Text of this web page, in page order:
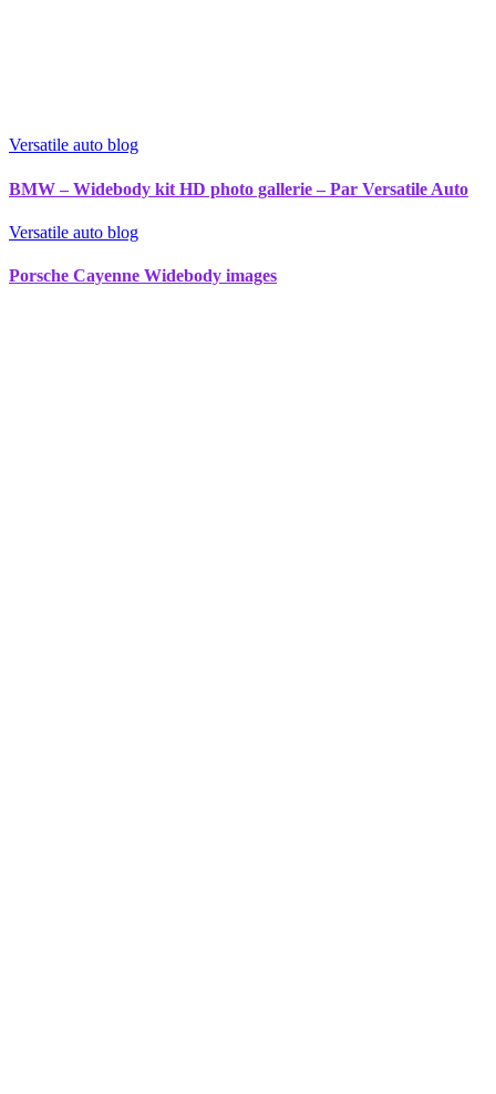
Versatile auto blog
BMW – Widebody kit HD photo gallerie – Par Versatile Auto
Versatile auto blog
Porsche Cayenne Widebody images